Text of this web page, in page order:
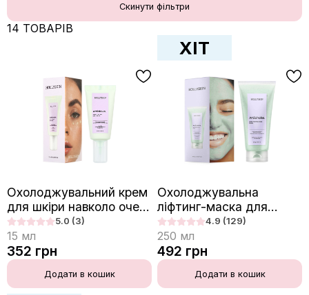
Скинути фільтри
14 ТОВАРІВ
Охолоджувальний крем
для шкіри навколо очей
HOLLYSKIN Artichoke.
5.0 (3)
15 мл
352 грн
Додати в кошик
ХІТ
Охолоджувальна
ліфтинг-маска для
боротьби з набряками
HOLLYSKIN Artichoke.
Skin Perfecting Mask
4.9 (129)
250 мл
492 грн
Додати в кошик